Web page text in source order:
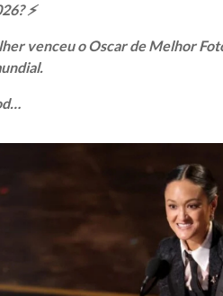
⚡️
venceu o Oscar de Melhor